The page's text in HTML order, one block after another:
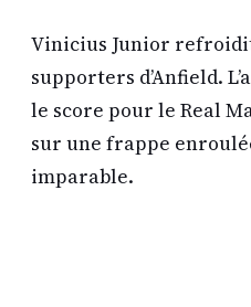
Vinicius Junior
supporters d’Anfield.
le score pour le Real
sur une frappe
imparable.